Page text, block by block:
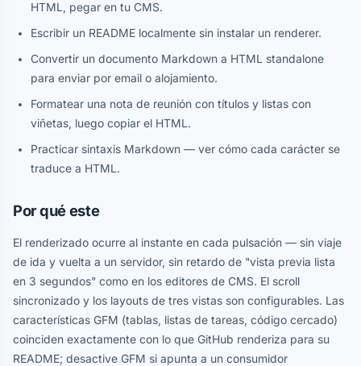
HTML, pegar en tu CMS.
Escribir un README localmente sin instalar un renderer.
Convertir un documento Markdown a HTML standalone
para enviar por email o alojamiento.
Formatear una nota de reunión con títulos y listas con
viñetas, luego copiar el HTML.
Practicar sintaxis Markdown — ver cómo cada carácter se
traduce a HTML.
Por qué este
El renderizado ocurre al instante en cada pulsación — sin viaje
de ida y vuelta a un servidor, sin retardo de "vista previa lista
en 3 segundos" como en los editores de CMS. El scroll
sincronizado y los layouts de tres vistas son configurables. Las
características GFM (tablas, listas de tareas, código cercado)
coinciden exactamente con lo que GitHub renderiza para su
README; desactive GFM si apunta a un consumidor